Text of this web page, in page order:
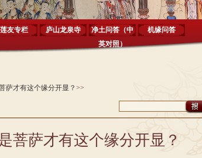
莲友专栏 庐山龙泉寺
净土问答（中
英对照）
机缘问答
萨才有这个缘分开显？ >>
菩萨才有这个缘分开显？